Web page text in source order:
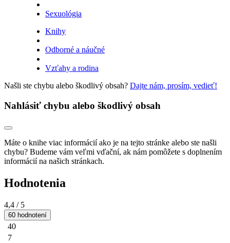
Sexuológia
Knihy
Odborné a náučné
Vzťahy a rodina
Našli ste chybu alebo škodlivý obsah? Dajte nám, prosím, vedieť!
Nahlásiť chybu alebo škodlivý obsah
Máte o knihe viac informácií ako je na tejto stránke alebo ste našli
chybu? Budeme vám veľmi vďační, ak nám pomôžete s doplnením
informácií na našich stránkach.
Hodnotenia
4,4 / 5
60 hodnotení
40
7